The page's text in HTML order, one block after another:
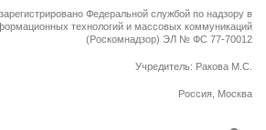
Федеральной службой по надзору в
технологий и массовых коммуникаций
(Роскомнадзор) ЭЛ № ФС 77-70012
Учредитель: Ракова М.С.
Россия, Москва